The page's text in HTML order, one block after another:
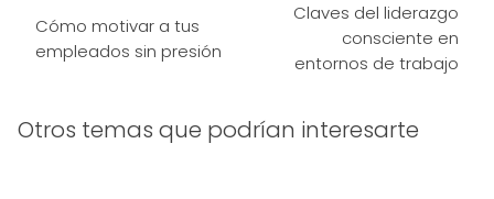
Cómo motivar a tus
empleados sin presión
Claves del liderazgo
consciente en
entornos de trabajo
Otros temas que podrían interesarte